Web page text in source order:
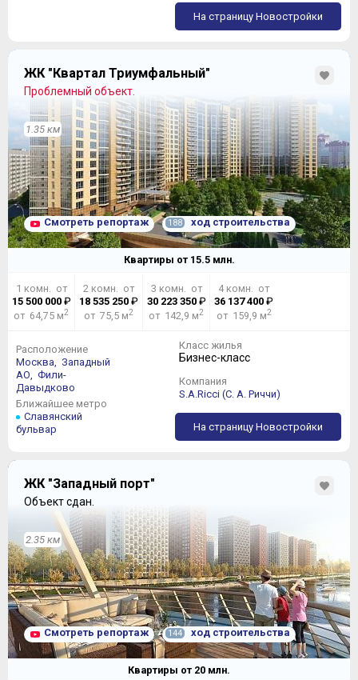
На страницу Новостройки
ЖК "Квартал Триумфальный"
Проблемный объект.
1.35 км
Смотреть репортаж 188 ход строительства
Квартиры от 15.5млн.
1 комн. от
15 500 000₽
от 64,75 м2
2 комн. от
18 535 250 ₽
от 75,5 м2
3 комн. от
30 223 350₽
от 142,9 м2
4 комн. от
36 137 400 ₽
от 159,9 м2
Расположение
Москва, Западный
АО, Фили-
Давыдково
Ближайшее метро
Славянский
бульвар
Класс жилья
Бизнес-класс
Компания
S.A.Ricci (C. А. Риччи)
На страницу Новостройки
ЖК "Западный порт"
Объект сдан.
2.35 км
Смотреть репортаж 144 ход строительства
Квартиры от 20 млн.